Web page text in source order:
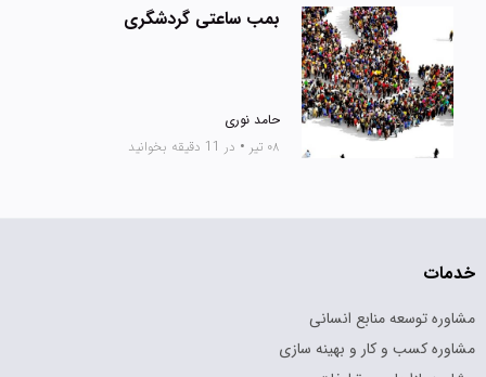
بمب ساعتی گردشگری
حامد نوری
۰۸ تیر
• در 11 دقیقه بخوانید
خدمات
مشاوره توسعه منابع انسانی
مشاوره کسب و کار و بهینه سازی